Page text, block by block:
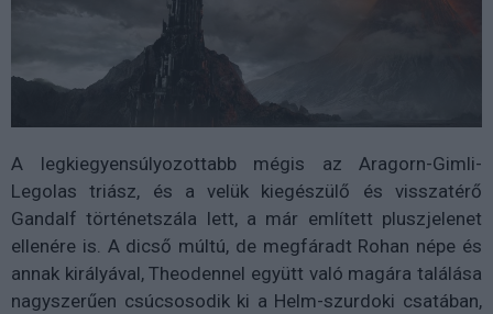
A legkiegyensúlyozottabb mégis az Aragorn-Gimli-
Legolas triász, és a velük kiegészülő és visszatérő
Gandalf történetszála lett, a már említett pluszjelenet
ellenére is. A dicső múltú, de megfáradt Rohan népe és
annak királyával, Theodennel együtt való magára találása
nagyszerűen csúcsosodik ki a Helm-szurdoki csatában,